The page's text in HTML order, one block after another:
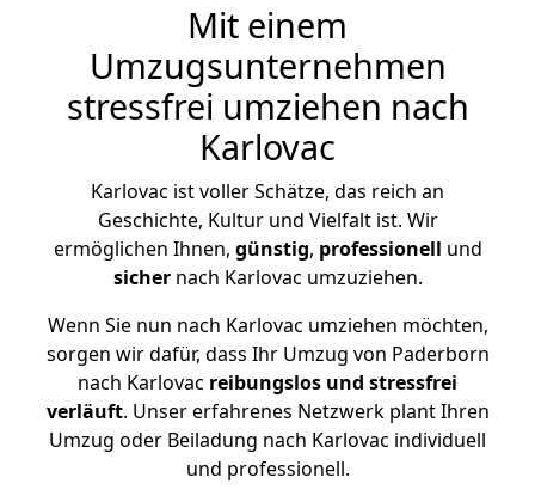
Mit einem
Umzugsunternehmen
stressfrei umziehen nach
Karlovac
Karlovac ist voller Schätze, das reich an
Geschichte, Kultur und Vielfalt ist. Wir
ermöglichen Ihnen, günstig, professionell und
sichernach Karlovac umzuziehen.
Wenn Sie nun nach Karlovac umziehen möchten,
sorgen wir dafür, dass Ihr Umzug von Paderborn
nach Karlovac reibungslos und stressfrei
verläuft. Unser erfahrenes Netzwerk plant Ihren
Umzug oder Beiladung nach Karlovac individuell
und professionell.